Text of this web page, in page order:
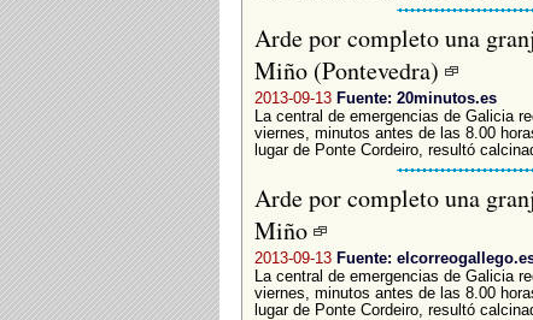
Arde por completo una
Miño (Pontevedra)
2013-09-13 Fuente: 20minutos.es
La central de emergencias de Galicia
viernes, minutos antes de las 8.00
lugar de Ponte Cordeiro, resultó
Arde por completo una
Miño
2013-09-13 Fuente:
La central de emergencias de Galicia
viernes, minutos antes de las 8.00
lugar de Ponte Cordeiro, resultó